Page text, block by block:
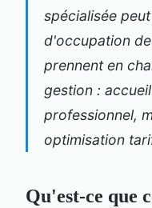
spécialisée
d'occupation
prennent en
gestion :
professionnel,
optimisation
Qu'est-ce que